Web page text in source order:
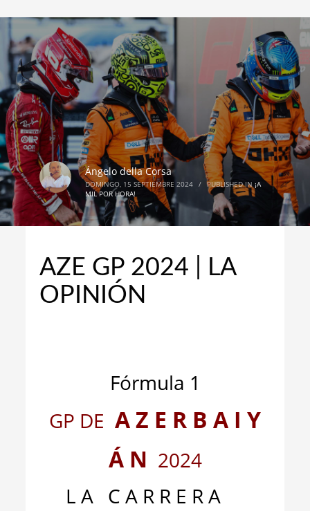
Ángelo della Corsa
DOMINGO, 15 SEPTIEMBRE 2024 / PUBLISHED IN¡A
MIL POR HORA!
AZE GP 2024 | LA
OPINIÓN
Fórmula 1
GP DE A Z E R B A I Y
Á N 2024
L A C A R R E R A